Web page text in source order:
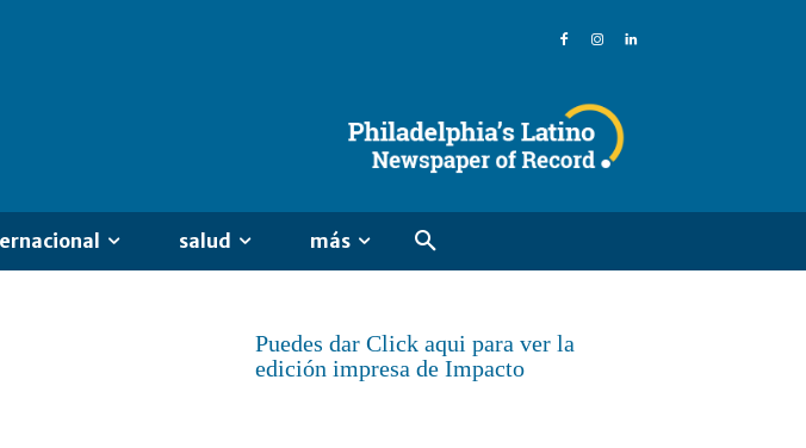
salud más
Puedes dar Click aqui para ver la
edición impresa de Impacto